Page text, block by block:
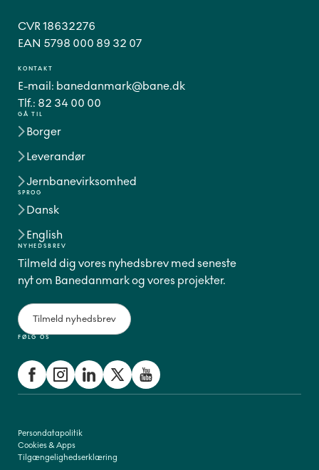
GÅ TIL
Borger
Leverandør
Jernbanevirksomhed
SPROG
Dansk
English
FØLG OS
CVR 18632276
EAN 5798 000 89 32 07
KONTAKT
E-mail: banedanmark@bane.dk
Tlf.: 82 34 00 00
NYHEDSBREV
Tilmeld dig vores nyhedsbrev med seneste
nyt om Banedanmark og vores projekter.
Tilmeld nyhedsbrev
Persondatapolitik
Cookies & Apps
Tilgængelighedserklæring